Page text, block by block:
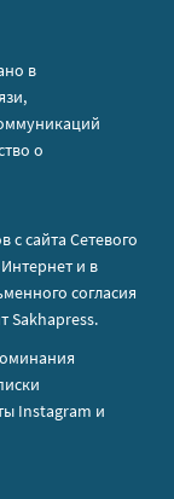
в
о
с сайта Сетевого
и в
согласия
Sakhapress.
Instagram и